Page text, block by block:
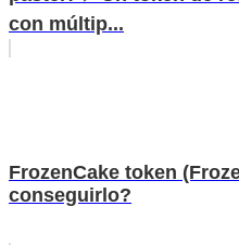
con múltip...
FrozenCake token
conseguirlo?